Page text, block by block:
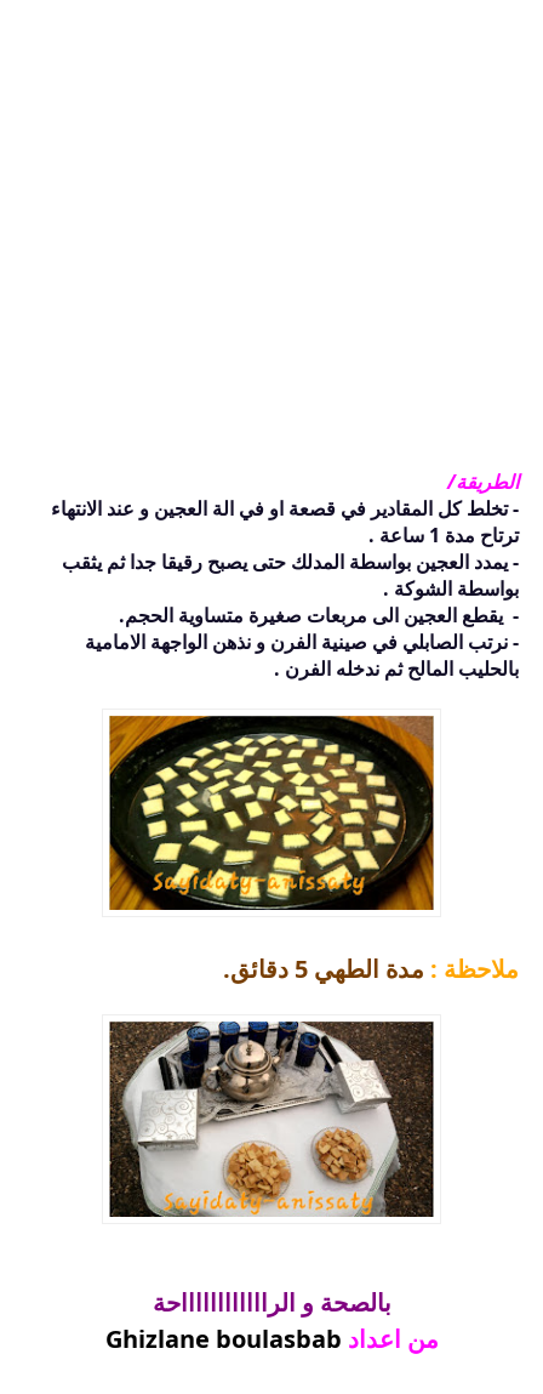
الطريقة/
- تخلط كل المقادير في قصعة او في الة العجين و عند الانتهاء
ترتاح مدة 1 ساعة .
- يمدد العجين بواسطة المدلك حتى يصبح رقيقا جدا ثم يثقب
بواسطة الشوكة .
- يقطع العجين الى مربعات صغيرة متساوية الحجم.
- نرتب الصابلي في صينية الفرن و نذهن الواجهة الامامية
بالحليب المالح ثم ندخله الفرن .
ملاحظة : مدة الطهي 5 دقائق.
بالصحة و الرااااااااااااحة
من اعداد Ghizlane boulasbab